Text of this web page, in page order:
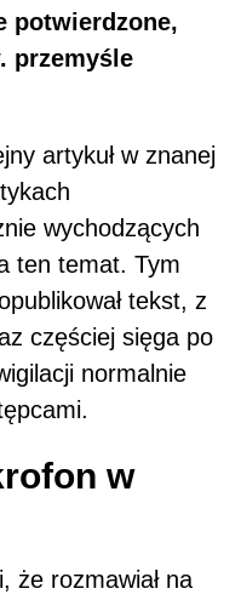
potwierdzone,
przemyśle
artykuł w znanej
wychodzących
ten temat. Tym
tekst, z
częściej sięga po
normalnie
w
że rozmawiał na